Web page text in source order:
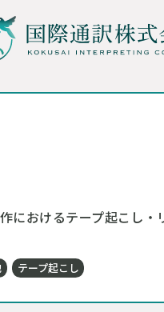
におけるテープ起こし・
テープ起こし